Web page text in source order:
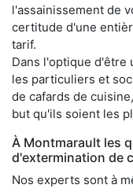
l'assainissement de
certitude d'une
tarif.
Dans l'optique d'être
les particuliers et
de cafards de
but qu'ils soient les
À Montmarault les
d'extermination de
Nos experts sont à